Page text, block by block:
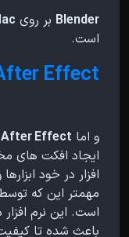
Blender بر روی
است.
Effect
و اما After Effect
ایجاد افکت های
افزار در خود
مهمتر این که
است. این نرم
باعث شده تا